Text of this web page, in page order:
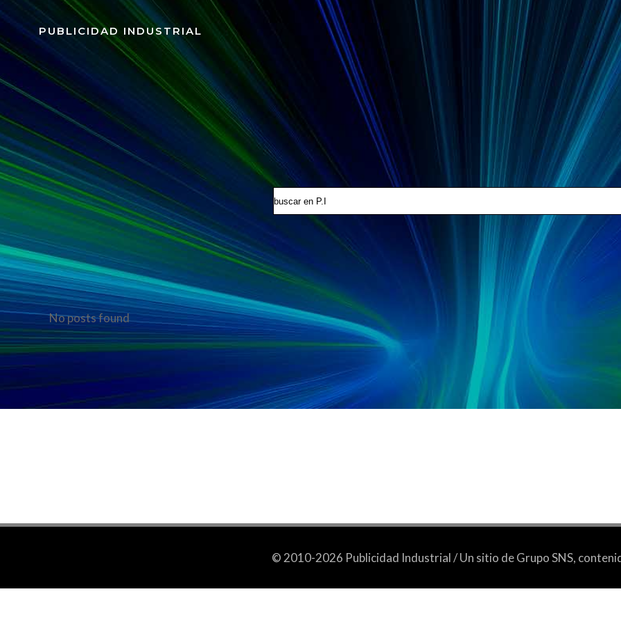
Saltar
al
contenido
PUBLICIDAD INDUSTRIAL
No posts found
© 2010-2026 Publicidad Industrial / Un sitio de Grupo SNS,